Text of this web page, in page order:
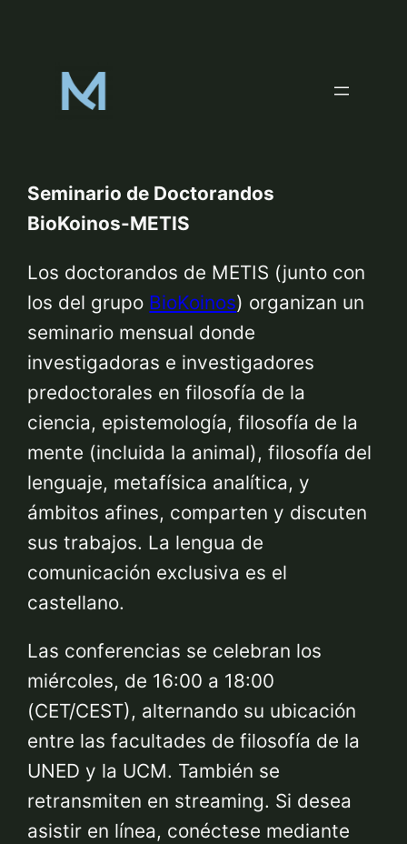
content
Seminario de Doctorandos
BioKoinos-METIS
Los doctorandos de METIS (junto con
los del grupo BioKoinos) organizan un
seminario mensual donde
investigadoras e investigadores
predoctorales en filosofía de la
ciencia, epistemología, filosofía de la
mente (incluida la animal), filosofía del
lenguaje, metafísica analítica, y
ámbitos afines, comparten y discuten
sus trabajos. La lengua de
comunicación exclusiva es el
castellano.
Las conferencias se celebran los
miércoles, de 16:00 a 18:00
(CET/CEST), alternando su ubicación
entre las facultades de filosofía de la
UNED y la UCM. También se
retransmiten en streaming. Si desea
asistir en línea, conéctese mediante